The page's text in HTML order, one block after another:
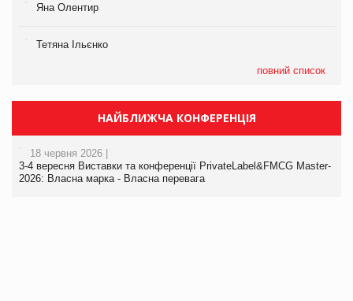
Яна Олентир
Тетяна Ільєнко
повний список
НАЙБЛИЖЧА КОНФЕРЕНЦІЯ
18 червня 2026 |
3-4 вересня Виставки та конференції PrivateLabel&FMCG Master-
2026: Власна марка - Власна перевага